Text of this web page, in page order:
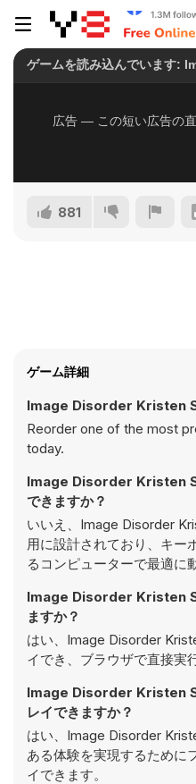
881
ゲーム詳細
Image Disorder Kristen
Reorder one of the most
today.
Image Disorder Kristen
できますか？
いいえ、Image Disorder
用に設計されており、キー
るコンピューターで最適に
Image Disorder Kristen
ますか？
はい、Image Disorder
イでき、ブラウザで直接実
Image Disorder Kristen
レイできますか？
はい、Image Disorder
ある体験を実現するために
イできます。